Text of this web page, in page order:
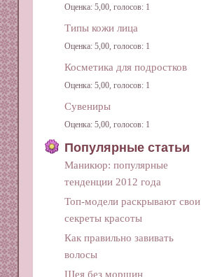
Оценка: 5,00, голосов: 1
Типы кожи лица
Оценка: 5,00, голосов: 1
Косметика для подростков
Оценка: 5,00, голосов: 1
Сувениры
Оценка: 5,00, голосов: 1
Популярные статьи
Маникюр: популярные
тенденции 2012 года
Топ-модели раскрывают свои
секреты красоты
Как правильно завивать
волосы
Шея без морщин